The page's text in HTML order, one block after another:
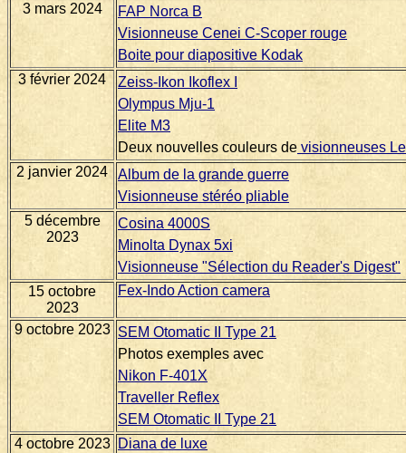
3 mars 2024
FAP Norca B
Visionneuse Cenei C-Scoper rouge
Boite pour diapositive Kodak
3 février 2024
Zeiss-Ikon Ikoflex I
Olympus Mju-1
Elite M3
Deux nouvelles couleurs de visionneuses
2 janvier 2024
Album de la grande guerre
Visionneuse stéréo pliable
5 décembre
2023
Cosina 4000S
Minolta Dynax 5xi
Visionneuse "Sélection du Reader's Digest"
15 octobre
2023
Fex-Indo Action camera
9 octobre 2023 SEM Otomatic II Type 21
Photos exemples avec
Nikon F-401X
Traveller Reflex
SEM Otomatic II Type 21
4 octobre 2023
Diana de luxe